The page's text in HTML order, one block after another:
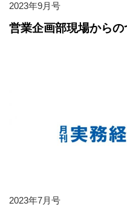
2023年9月号
営業企画部現場からの
2023年7月号